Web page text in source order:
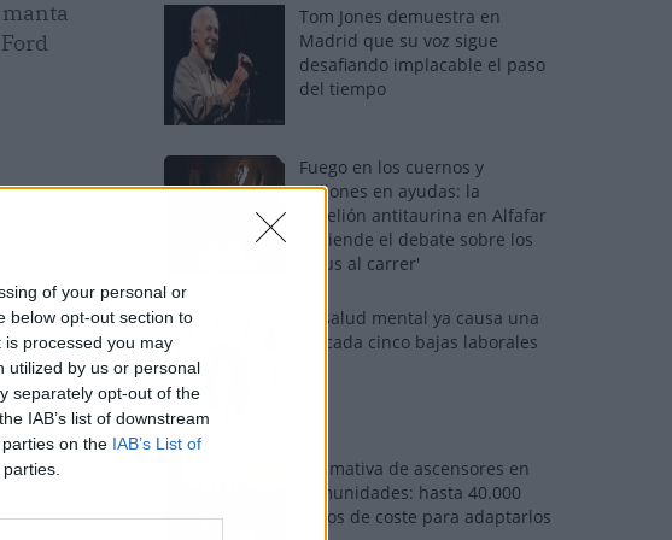
of your personal or
below opt-out section to
processed you may
utilized by us or personal
separately opt-out of the
IAB’s list of downstream
on the IAB’s List of
la
Tom Jones demuestra en
Madrid que su voz sigue
desafiando implacable el paso
del tiempo
Fuego en los cuernos y
millones en ayudas: la
rebelión antitaurina en Alfafar
enciende el debate sobre los
'bous al carrer'
La salud mental ya causa una
de cada cinco bajas laborales
Normativa de ascensores en
comunidades: hasta 40.000
euros de coste para adaptarlos